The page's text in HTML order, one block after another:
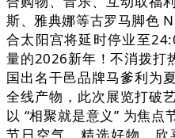
斯、雅典娜等古罗马脚色
合太阳宫将延时停业至
量的2026新年！不消拨打
国出名干邑品牌马爹利为
全线产物，此次展览打破
以 “相聚就是意义” 为焦点